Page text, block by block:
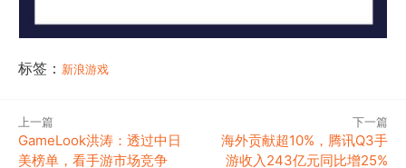
标签： 新浪游戏
上一篇
GameLook洪涛：透过中日
美榜单，看手游市场竞争
下一篇
海外贡献超10%，腾讯Q3手
游收入243亿元同比增25%